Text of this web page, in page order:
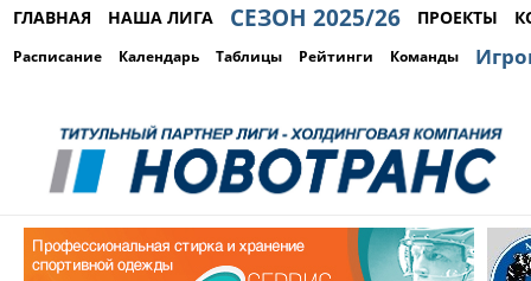
ГЛАВНАЯ НАША ЛИГА СЕЗОН 2025/26 ПРОЕКТЫ
Расписание Календарь Таблицы Рейтинги Команды